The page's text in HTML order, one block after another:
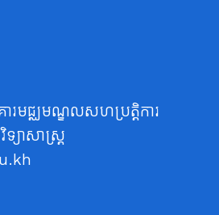
ារមជ្ឈមណ្ឌលសហប្រត្តិការ
យាសាស្ត្រ